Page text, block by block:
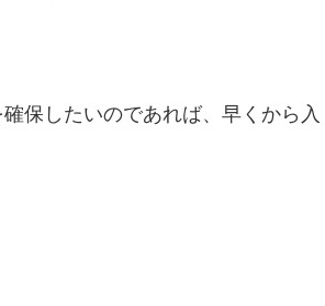
保したいのであれば、早くから入